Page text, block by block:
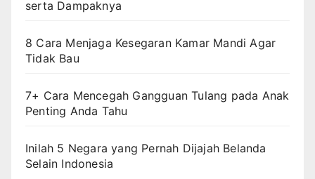
serta Dampaknya
8 Cara Menjaga Kesegaran Kamar Mandi Agar
Tidak Bau
7+ Cara Mencegah Gangguan Tulang pada Anak
Penting Anda Tahu
Inilah 5 Negara yang Pernah Dijajah Belanda
Selain Indonesia